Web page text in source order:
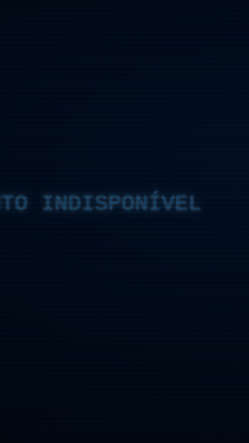
INDISPONÍVEL